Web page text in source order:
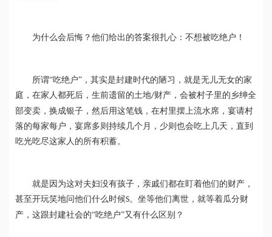
为什么会后悔？他们给出的答案很扎心：不想被吃绝户！
所谓“吃绝户”，其实是封建时代的陋习， 就是无儿无女的家
庭，在家人都死后，生前遗留的土地/财产，会被村子里的乡绅全
部变卖，换成银子，然后用这笔钱，在村里摆上流水席，宴请村
落的每家每户，宴席多则持续几个月，少则也会吃上几天，直到
吃光吃尽这家人的所有积蓄。
就是因为这对夫妇没有孩子，亲戚们都在盯着他们的财产，
甚至开玩笑地问他们什么时候S。坐等他们离世，就等着瓜分财
产，这跟封建社会的“吃绝户”又有什么区别？